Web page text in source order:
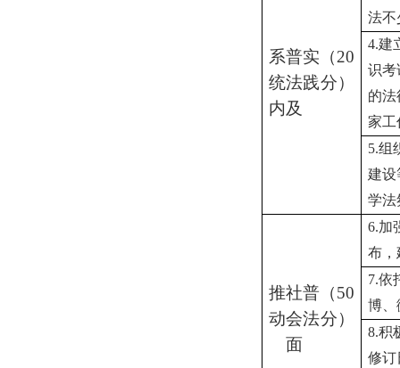
系
统
内
普
法
及
实
践
（20
分）
法不
4.建
识考
的
家工
5.组
建设
学法
推
动
社
会
面
普
法
（50
分）
6.加
布 ，
7.依
博、
8.积
修订